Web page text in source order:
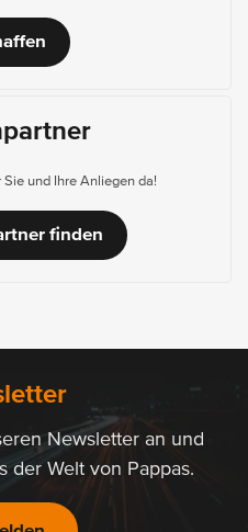
und Ihre Anliegen da!
finden
Newsletter an und
der Welt von Pappas.